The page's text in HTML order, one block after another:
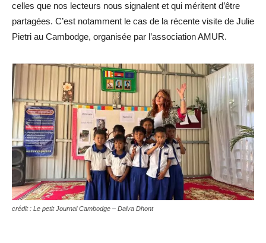
celles que nos lecteurs nous signalent et qui méritent d’être
partagées. C’est notamment le cas de la récente visite de Julie
Pietri au Cambodge, organisée par l’association AMUR.
crédit : Le petit Journal Cambodge – Dalva Dhont